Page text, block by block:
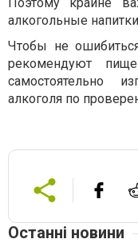
алкогольные
Чтобы не
рекомендуют
самостоятельно
алкоголя по
Останні новини